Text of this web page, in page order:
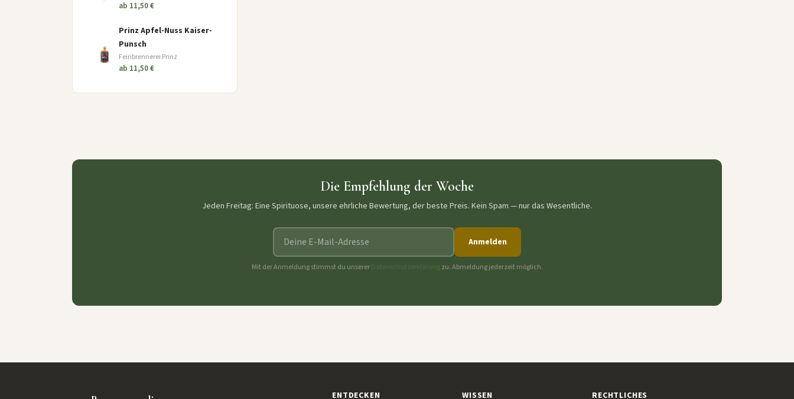
ab 11,50 €
Prinz Apfel-Nuss Kaiser-
Punsch
Feinbrennerei Prinz
ab 11,50 €
Die Empfehlung der Woche
Jeden Freitag: Eine Spirituose, unsere ehrliche Bewertung, der beste Preis. Kein Spam — nur das Wesentliche.
E-Mail-Adresse
Anmelden
Mit der Anmeldung stimmst du unserer zu. Abmeldung jederzeit möglich.
ENTDECKEN WISSEN RECHTLICHES